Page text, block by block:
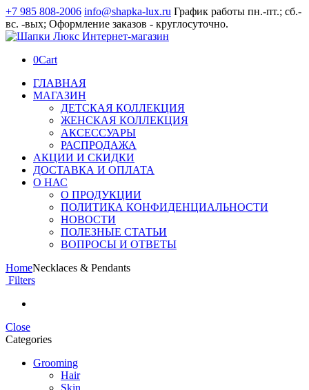
+7 985 808-2006 info@shapka-lux.ru График работы пн.-пт.; сб.-
вс. -вых; Оформление заказов - круглосуточно.
0Cart
ГЛАВНАЯ
МАГАЗИН
ДЕТСКАЯ КОЛЛЕКЦИЯ
ЖЕНСКАЯ КОЛЛЕКЦИЯ
АКСЕССУАРЫ
РАСПРОДАЖА
АКЦИИ И СКИДКИ
ДОСТАВКА И ОПЛАТА
О НАС
О ПРОДУКЦИИ
ПОЛИТИКА КОНФИДЕНЦИАЛЬНОСТИ
НОВОСТИ
ПОЛЕЗНЫЕ СТАТЬИ
ВОПРОСЫ И ОТВЕТЫ
HomeNecklaces & Pendants
Filters
Close
Categories
Grooming
Hair
Skin